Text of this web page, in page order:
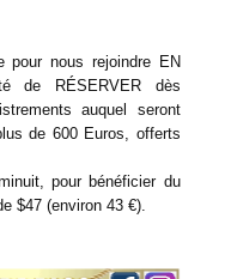
pour nous rejoindre EN
de RÉSERVER dès
auquel seront
de 600 Euros, offerts
pour bénéficier du
$47 (environ 43 €).